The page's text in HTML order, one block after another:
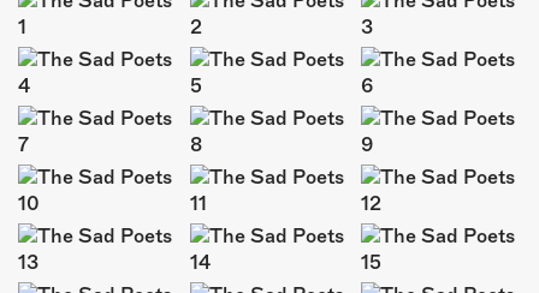
FOTOGALERIE
PHOTOMAT
INFOS
KONTAKT
ÜBER UNS